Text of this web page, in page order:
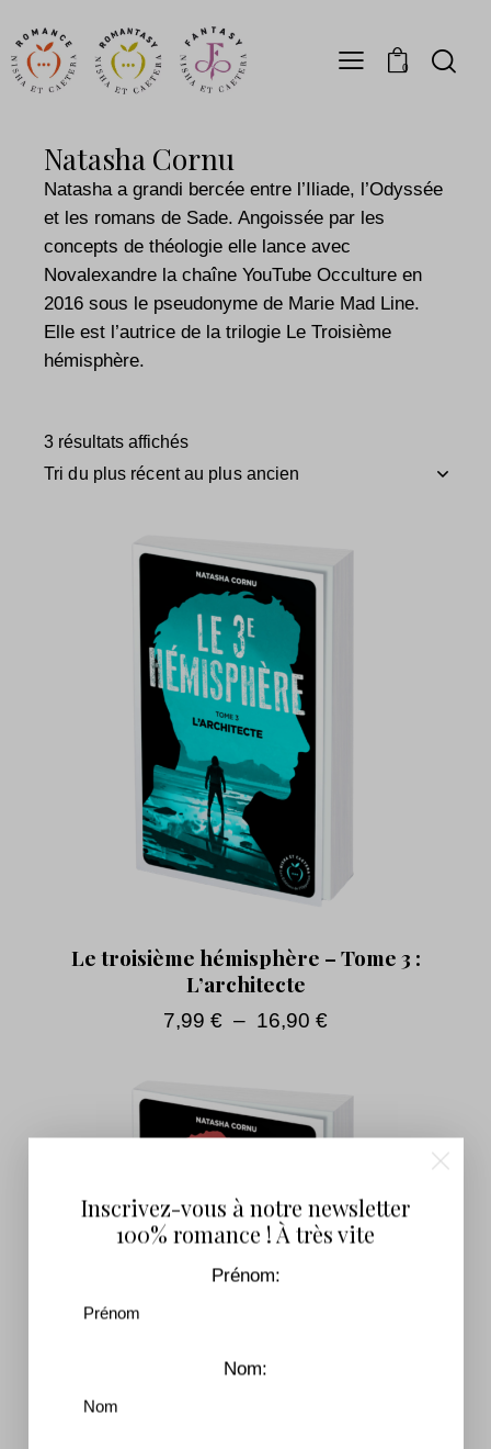
0
Natasha Cornu
Natasha a grandi bercée entre l’Iliade, l’Odyssée
et les romans de Sade. Angoissée par les
concepts de théologie elle lance avec
Novalexandre la chaîne YouTube Occulture en
2016 sous le pseudonyme de Marie Mad Line.
Elle est l’autrice de la trilogie Le Troisième
hémisphère.
3 résultats affichés
Le troisième hémisphère – Tome 3 :
L’architecte
7,99 € – 16,90 €
Inscrivez-vous à notre newsletter
100% romance ! À très vite
Prénom:
Nom: